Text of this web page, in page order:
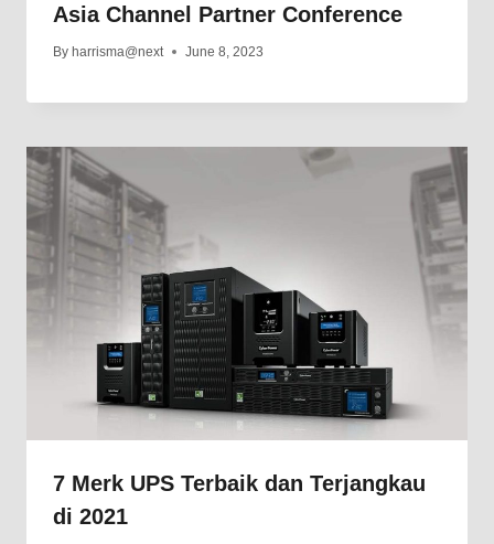
Asia Channel Partner Conference
By harrisma@next June 8, 2023
7 Merk UPS Terbaik dan Terjangkau
di 2021